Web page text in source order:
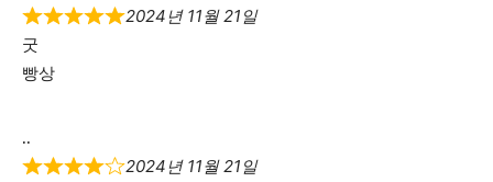
2024년 11월 21일
굿
빵상
..
2024년 11월 21일